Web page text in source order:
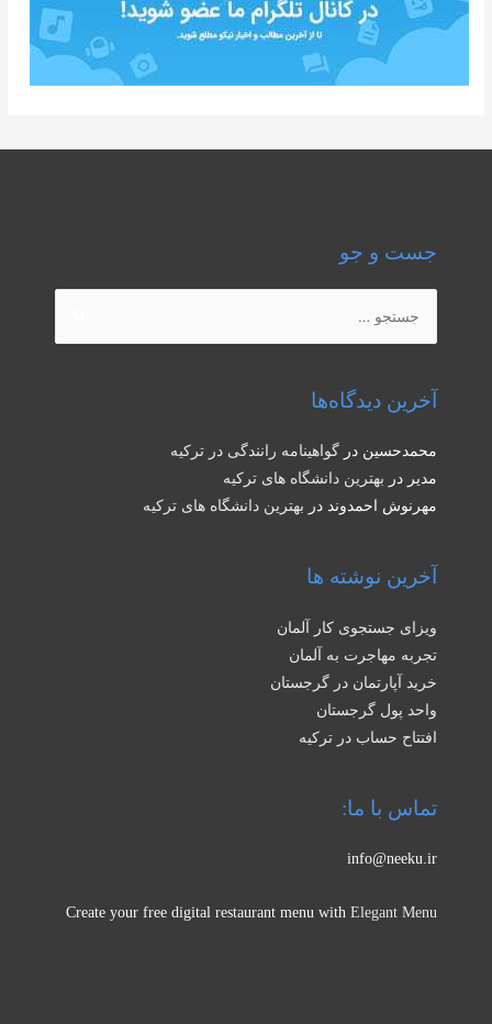
جست و جو
برای:
آخرین دیدگاه‌ها
محمدحسین در گواهینامه رانندگی در ترکیه
مدیر در بهترین دانشگاه های ترکیه
مهرنوش احمدوند در بهترین دانشگاه های ترکیه
آخرین نوشته ها
ویزای جستجوی کار آلمان
تجربه مهاجرت به آلمان
خرید آپارتمان در گرجستان
واحد پول گرجستان
افتتاح حساب در ترکیه
تماس با ما:
info@neeku.ir
Create your free digital restaurant menu with Elegant Menu